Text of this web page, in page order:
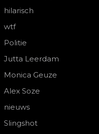
hilarisch
wtf
Politie
Jutta Leerdam
Monica Geuze
Alex Soze
nieuws
Slingshot